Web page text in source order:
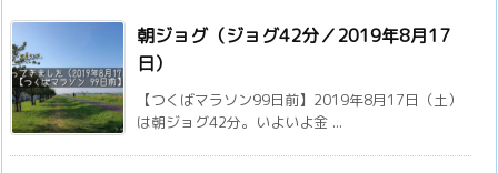
朝ジョグ（ジョグ42分／2019年8月17
日）
【つくばマラソン99日前】2019年8月17日（土）
は朝ジョグ42分。いよいよ金 ...